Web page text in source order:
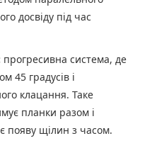
досвіду під час
прогресивна система, де
45 градусів і
клацання. Таке
планки разом і
появу щілин з часом.